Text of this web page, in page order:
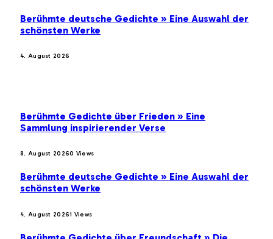
Berühmte deutsche Gedichte » Eine Auswahl der
schönsten Werke
4. August 2026
Berühmte Gedichte über Frieden » Eine
Sammlung inspirierender Verse
8. August 20260 Views
Berühmte deutsche Gedichte » Eine Auswahl der
schönsten Werke
4. August 20261 Views